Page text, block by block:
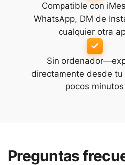
Compatible con
WhatsApp, DM de
cualquier otra
Sin
directamente desde tu
pocos minutos
Preguntas